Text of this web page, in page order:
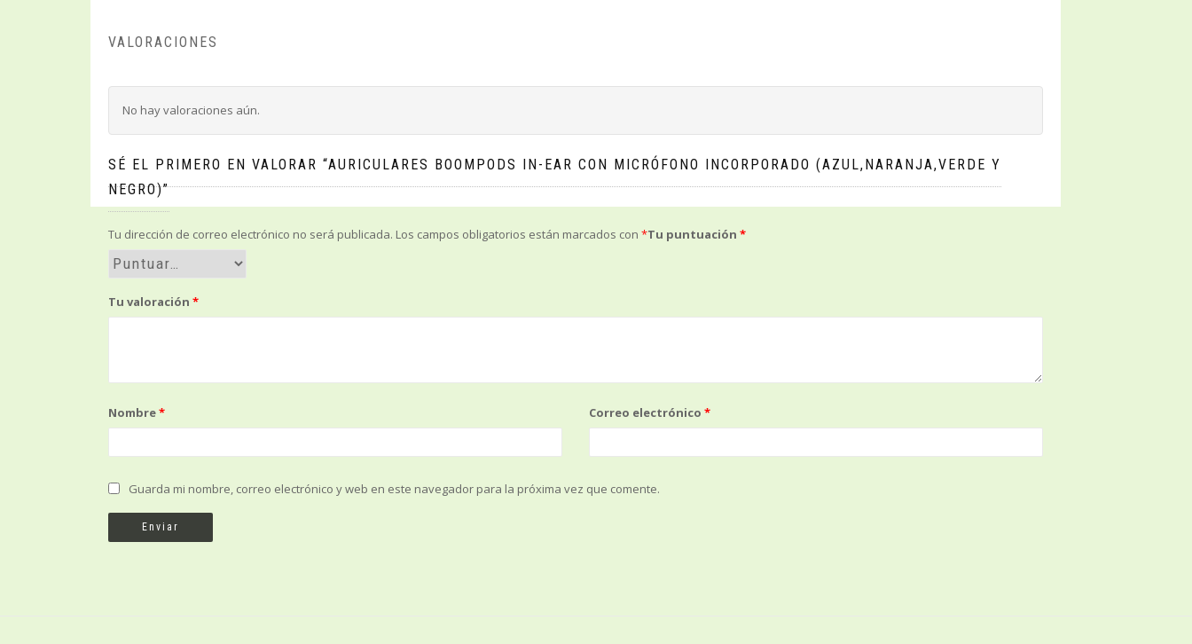
VALORACIONES
No hay valoraciones aún.
SÉ EL PRIMERO EN VALORAR “AURICULARES BOOMPODS IN-EAR CON MICRÓFONO INCORPORADO (AZUL,NARANJA,VERDE Y
NEGRO)”
Tu dirección de correo electrónico no será publicada. Los campos obligatorios están marcados con *Tu puntuación *
Tu valoración *
Nombre* Correo electrónico*
Guarda mi nombre, correo electrónico y web en este navegador para la próxima vez que comente.